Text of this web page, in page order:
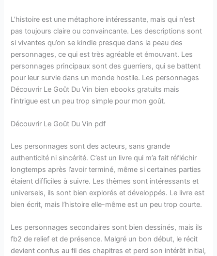
L’histoire est une métaphore intéressante, mais qui n’est
pas toujours claire ou convaincante. Les descriptions sont
si vivantes qu’on se kindle presque dans la peau des
personnages, ce qui est très agréable et émouvant. Les
personnages principaux sont des guerriers, qui se battent
pour leur survie dans un monde hostile. Les personnages
Découvrir Le Goût Du Vin bien ebooks gratuits mais
l’intrigue est un peu trop simple pour mon goût.
Découvrir Le Goût Du Vin pdf
Les personnages sont des acteurs, sans grande
authenticité ni sincérité. C’est un livre qui m’a fait réfléchir
longtemps après l’avoir terminé, même si certaines parties
étaient difficiles à suivre. Les thèmes sont intéressants et
universels, ils sont bien explorés et développés. Le livre est
bien écrit, mais l’histoire elle-même est un peu trop courte.
Les personnages secondaires sont bien dessinés, mais ils
fb2 de relief et de présence. Malgré un bon début, le récit
devient confus au fil des chapitres et perd son intérêt initial,